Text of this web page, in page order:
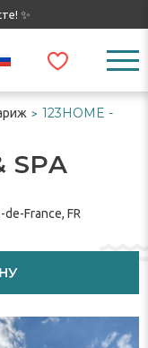
✨
> 123HOME -
SPA
France, FR